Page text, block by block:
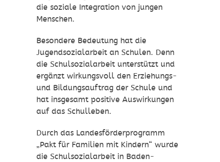
die soziale Integration von jungen
Menschen.
Besondere Bedeutung hat die
Jugendsozialarbeit an Schulen. Denn
die Schulsozialarbeit unterstützt und
ergänzt wirkungsvoll den Erziehungs-
und Bildungsauftrag der Schule und
hat insgesamt positive Auswirkungen
auf das Schulleben.
Durch das Landesförderprogramm
„Pakt für Familien mit Kindern“ wurde
die Schulsozialarbeit in Baden-